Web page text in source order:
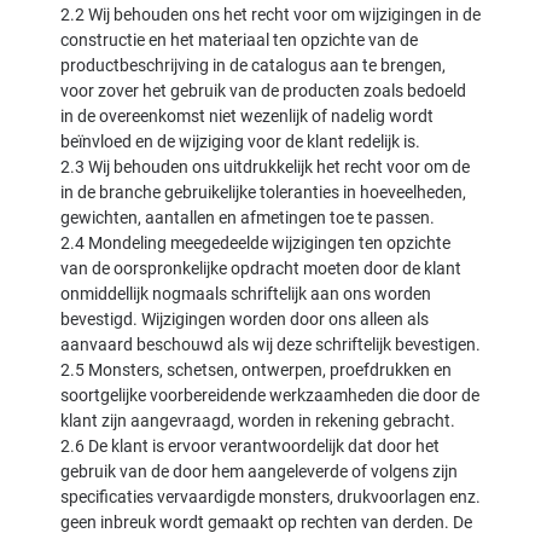
2.2 Wij behouden ons het recht voor om wijzigingen in de
constructie en het materiaal ten opzichte van de
productbeschrijving in de catalogus aan te brengen,
voor zover het gebruik van de producten zoals bedoeld
in de overeenkomst niet wezenlijk of nadelig wordt
beïnvloed en de wijziging voor de klant redelijk is.
2.3 Wij behouden ons uitdrukkelijk het recht voor om de
in de branche gebruikelijke toleranties in hoeveelheden,
gewichten, aantallen en afmetingen toe te passen.
2.4 Mondeling meegedeelde wijzigingen ten opzichte
van de oorspronkelijke opdracht moeten door de klant
onmiddellijk nogmaals schriftelijk aan ons worden
bevestigd. Wijzigingen worden door ons alleen als
aanvaard beschouwd als wij deze schriftelijk bevestigen.
2.5 Monsters, schetsen, ontwerpen, proefdrukken en
soortgelijke voorbereidende werkzaamheden die door de
klant zijn aangevraagd, worden in rekening gebracht.
2.6 De klant is ervoor verantwoordelijk dat door het
gebruik van de door hem aangeleverde of volgens zijn
specificaties vervaardigde monsters, drukvoorlagen enz.
geen inbreuk wordt gemaakt op rechten van derden. De